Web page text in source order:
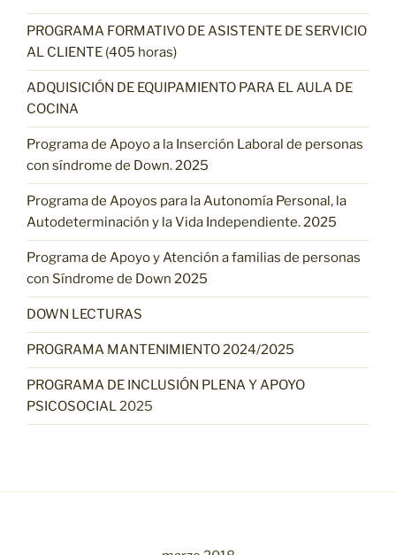
PROGRAMA FORMATIVO DE ASISTENTE DE SERVICIO
AL CLIENTE (405 horas)
ADQUISICIÓN DE EQUIPAMIENTO PARA EL AULA DE
COCINA
Programa de Apoyo a la Inserción Laboral de personas
con síndrome de Down. 2025
Programa de Apoyos para la Autonomía Personal, la
Autodeterminación y la Vida Independiente. 2025
Programa de Apoyo y Atención a familias de personas
con Síndrome de Down 2025
DOWN LECTURAS
PROGRAMA MANTENIMIENTO 2024/2025
PROGRAMA DE INCLUSIÓN PLENA Y APOYO
PSICOSOCIAL2025